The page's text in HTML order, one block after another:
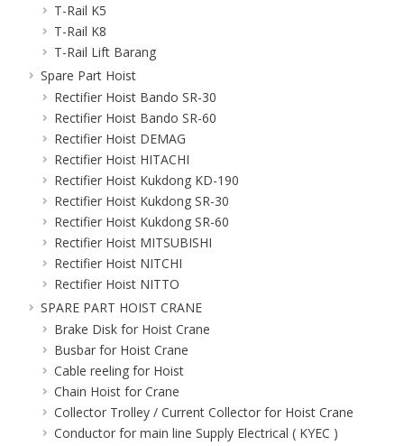
T-Rail K5
T-Rail K8
T-Rail Lift Barang
Spare Part Hoist
Rectifier Hoist Bando SR-30
Rectifier Hoist Bando SR-60
Rectifier Hoist DEMAG
Rectifier Hoist HITACHI
Rectifier Hoist Kukdong KD-190
Rectifier Hoist Kukdong SR-30
Rectifier Hoist Kukdong SR-60
Rectifier Hoist MITSUBISHI
Rectifier Hoist NITCHI
Rectifier Hoist NITTO
SPARE PART HOIST CRANE
Brake Disk for Hoist Crane
Busbar for Hoist Crane
Cable reeling for Hoist
Chain Hoist for Crane
Collector Trolley / Current Collector for Hoist Crane
Conductor for main line Supply Electrical ( KYEC )